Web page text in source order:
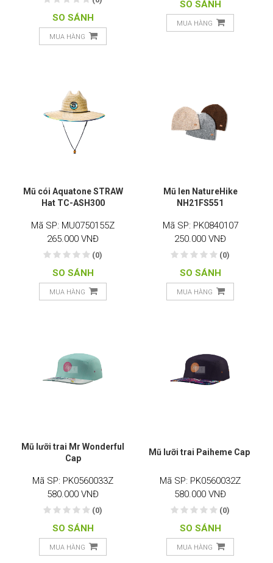
SO SÁNH
MUA HÀNG
SO SÁNH
MUA HÀNG
Mũ cói Aquatone STRAW
Hat TC-ASH300
Mã SP: MU0750155Z
265.000 VNĐ
(0)
SO SÁNH
MUA HÀNG
Mũ len NatureHike
NH21FS551
Mã SP: PK0840107
250.000 VNĐ
(0)
SO SÁNH
MUA HÀNG
Mũ lưỡi trai Mr Wonderful
Cap
Mã SP: PK0560033Z
580.000 VNĐ
(0)
SO SÁNH
MUA HÀNG
Mũ lưỡi trai Paiheme Cap
Mã SP: PK0560032Z
580.000 VNĐ
(0)
SO SÁNH
MUA HÀNG